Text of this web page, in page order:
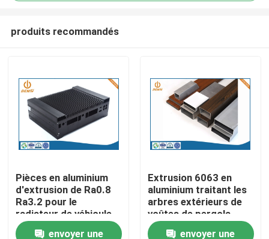
Produits
A propos de nous
produits recommandés
Pièces en aluminium
d'extrusion de Ra0.8
Ra3.2 pour le
radiateur de véhicule
de New Energy
envoyer une
Extrusion 6063 en
aluminium traitant les
arbres extérieurs de
voûtes de pergola
envoyer une